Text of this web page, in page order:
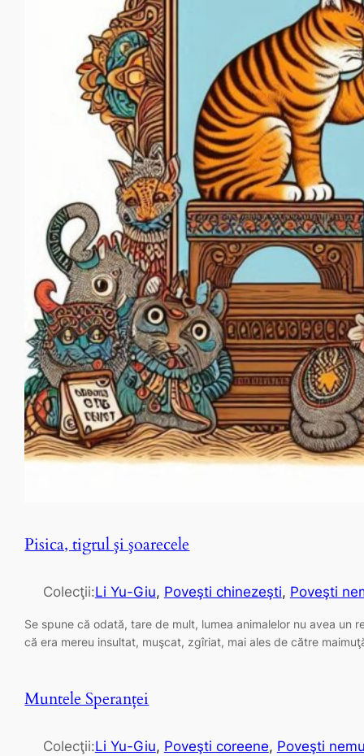
Pisica, tigrul şi şoarecele
Colecţii:Li Yu-Giu, Poveşti chinezeşti, Poveşti
Se spune că odată, tare de mult, lumea animalelor nu avea
că era mereu insultat, muşcat, zgîriat, mai ales de către
Muntele Speranţei
Colecţii:Li Yu-Giu, Poveşti coreene, Poveşti